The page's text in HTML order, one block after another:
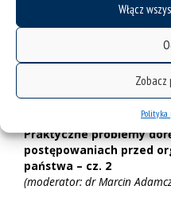
Włącz
Polityka
doręczeń elektronicznych
14.10-14.30 dr hab.
Mroczkowska, mgr inż.
Deptuła: Standard
Ujęcie prawne i
Praktyczne problemy
postępowaniach przed
państwa – cz. 2
(moderator: dr Marcin